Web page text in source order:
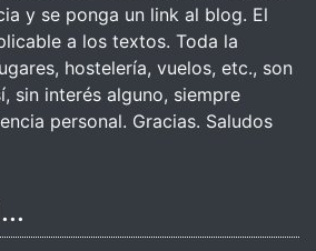
y se ponga un link al blog. El
a los textos. Toda la
hostelería, vuelos, etc., son
sin interés alguno, siempre
personal. Gracias. Saludos